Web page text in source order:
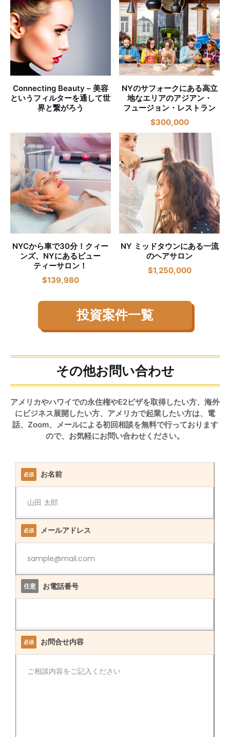
Connecting Beauty – 美容
というフィルターを通して世
界と繋がろう
NYのサフォークにある高立
地なエリアのアジアン・
フュージョン・レストラン
$300,000
NYCから車で30分！クィー
ンズ、NYにあるビュー
ティーサロン！
$139,980
NY ミッドタウンにある一流
のヘアサロン
$1,250,000
投資案件一覧
その他お問い合わせ
アメリカやハワイでの永住権やE2ビザを取得したい方、海外
にビジネス展開したい方、アメリカで起業したい方は、電
話、Zoom、メールによる初回相談を無料で行っております
ので、お気軽にお問い合わせください。
必須 お名前
必須 メールアドレス
任意 お電話番号
必須 お問合せ内容